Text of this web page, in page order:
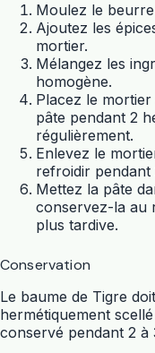
Moulez le
Ajoutez les
mortier.
Mélangez les
homogène.
Placez le
pâte pendant 2
régulièrement.
Enlevez le
refroidir pendant
Mettez la pâte
conservez-la au
plus tardive.
Conservation
Le baume de Tigre
hermétiquement
conservé pendant 2 à